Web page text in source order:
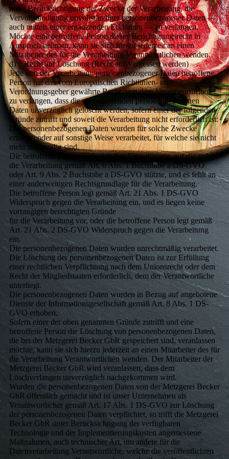
unter Berücksichtigung der Zwecke der Verarbeitung, die
Vervollständigung unvollständiger personenbezogener Daten —
auch mittels einer ergänzenden Erklärung — zu verlangen.
Möchte eine betroffene Person dieses Berichtigungsrecht in
Anspruch nehmen, kann sie sich hierzu jederzeit an einen
Mitarbeiter des für die Verarbeitung Verantwortlichen wenden.
d) Recht auf Löschung (Recht auf Vergessen werden)
Jede von der Verarbeitung personenbezogener Daten betroffene
Person hat das vom Europäischen Richtlinien- und
Verordnungsgeber gewährte Recht, von dem Verantwortlichen
zu verlangen, dass die sie betreffenden personenbezogenen
Daten unverzüglich gelöscht werden, sofern einer der folgenden
Gründe zutrifft und soweit die Verarbeitung nicht erforderlich ist:
Die personenbezogenen Daten wurden für solche Zwecke
erhoben oder auf sonstige Weise verarbeitet, für welche sie nicht
mehr notwendig sind.
Die betroffene Person widerruft ihre Einwilligung, auf die sich
die Verarbeitung gemäß Art. 6 Abs. 1 Buchstabe a DS-GVO
oder Art. 9 Abs. 2 Buchstabe a DS-GVO stützte, und es fehlt an
einer anderweitigen Rechtsgrundlage für die Verarbeitung.
Die betroffene Person legt gemäß Art. 21 Abs. 1 DS-GVO
Widerspruch gegen die Verarbeitung ein, und es liegen keine
vorrangigen berechtigten Gründe
für die Verarbeitung vor, oder die betroffene Person legt gemäß
Art. 21 Abs. 2 DS-GVO Widerspruch gegen die Verarbeitung
ein.
Die personenbezogenen Daten wurden unrechtmäßig verarbeitet.
Die Löschung der personenbezogenen Daten ist zur Erfüllung
einer rechtlichen Verpflichtung nach dem Unionsrecht oder dem
Recht der Mitgliedstaaten erforderlich, dem der Verantwortliche
unterliegt.
Die personenbezogenen Daten wurden in Bezug auf angebotene
Dienste der Informationsgesellschaft gemäß Art. 8 Abs. 1 DS-
GVO erhoben.
Sofern einer der oben genannten Gründe zutrifft und eine
betroffene Person die Löschung von personenbezogenen Daten,
die bei der Metzgerei Becker GbR gespeichert sind, veranlassen
möchte, kann sie sich hierzu jederzeit an einen Mitarbeiter des für
die Verarbeitung Verantwortlichen wenden. Der Mitarbeiter der
Metzgerei Becker GbR wird veranlassen, dass dem
Löschverlangen unverzüglich nachgekommen wird.
Wurden die personenbezogenen Daten von der Metzgerei Becker
GbR öffentlich gemacht und ist unser Unternehmen als
Verantwortlicher gemäß Art. 17 Abs. 1 DS-GVO zur Löschung
der personenbezogenen Daten verpflichtet, so trifft die Metzgerei
Becker GbR unter Berücksichtigung der verfügbaren
Technologie und der Implementierungskosten angemessene
Maßnahmen, auch technischer Art, um andere für die
Datenverarbeitung Verantwortliche, welche die veröffentlichten